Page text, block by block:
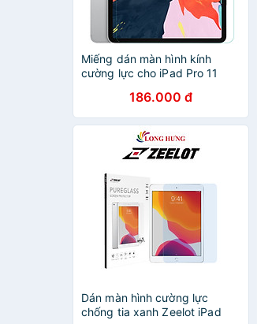
Miếng dán màn hình kính
cường lực cho iPad Pro 11
Mercury H+ Pro (mỏng 0.2
mm, vát cạnh 2.5D, chống
trầy, chống va đập) - Hàng
chính hãng
186.000 đ
Dán màn hình cường lực
chống tia xanh Zeelot iPad